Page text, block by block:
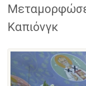
Καπιόνγκ